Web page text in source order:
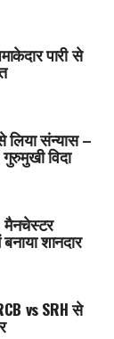
पारी से
लिया संन्यास –
विदा
मैनचेस्टर
शानदार
vs SRH से